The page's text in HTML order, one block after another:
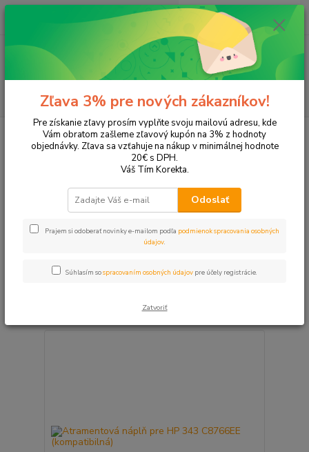
Hľadať
ks
za 0,00 EUR
Tonery a náplne do tlačiarní Hewlett Packard
HP Photosmart
Photosmart 8038
Photosmart 8038
Upresniť parametre
strana
Zľava 3% pre nových zákazníkov!
Pre získanie zľavy prosím vyplňte svoju mailovú adresu, kde
Vám obratom zašleme zľavový kupón na 3% z hodnoty
objednávky. Zľava sa vzťahuje na nákup v minimálnej hodnote
20€ s DPH.
Váš Tím Korekta.
Odoslať
Prajem si odoberať novinky e-mailom podľa podmienok spracovania osobných
údajov.
Súhlasím sospracovaním osobných údajov pre účely registrácie.
Zatvoriť